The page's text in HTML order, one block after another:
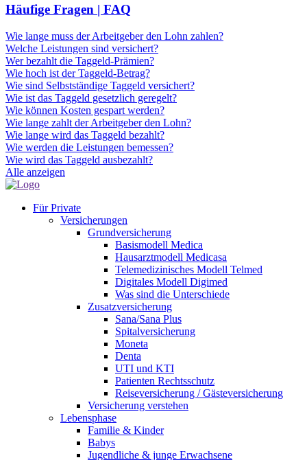
Häufige Fragen | FAQ
Wie lange muss der Arbeitgeber den Lohn zahlen?
Welche Leistungen sind versichert?
Wer bezahlt die Taggeld-Prämien?
Wie hoch ist der Taggeld-Betrag?
Wie sind Selbstständige Taggeld versichert?
Wie ist das Taggeld gesetzlich geregelt?
Wie können Kosten gespart werden?
Wie lange zahlt der Arbeitgeber den Lohn?
Wie lange wird das Taggeld bezahlt?
Wie werden die Leistungen bemessen?
Wie wird das Taggeld ausbezahlt?
Alle anzeigen
Für Private
Versicherungen
Grundversicherung
Basismodell Medica
Hausarztmodell Medicasa
Telemedizinisches Modell Telmed
Digitales Modell Digimed
Was sind die Unterschiede
Zusatzversicherung
Sana/Sana Plus
Spitalversicherung
Moneta
Denta
UTI und KTI
Patienten Rechtsschutz
Reiseversicherung / Gästeversicherung
Versicherung verstehen
Lebensphase
Familie & Kinder
Babys
Jugendliche & junge Erwachsene